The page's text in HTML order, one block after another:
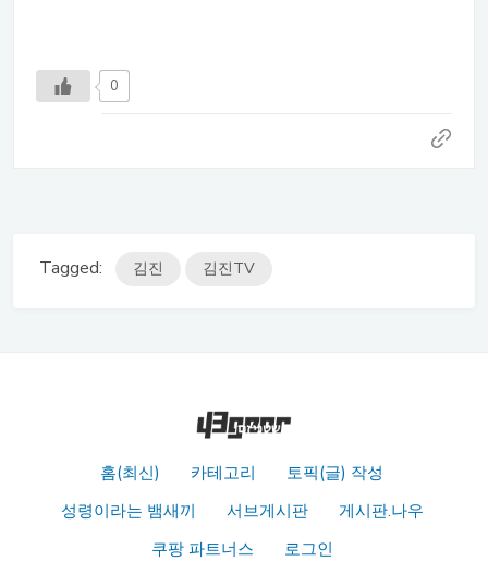
0
Tagged: 김진 김진TV
홈(최신) 카테고리
토픽(글) 작성
성령이라는 뱀새끼
서브게시판
게시판.나우
쿠팡 파트너스
로그인